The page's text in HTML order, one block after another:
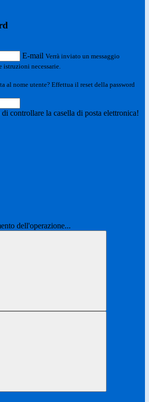
E-mail Verrà inviato un messaggio
necessarie.
al nome utente? Effettua il reset della password
controllare la casella di posta elettronica!
dell'operazione...